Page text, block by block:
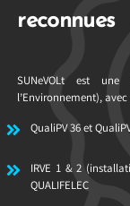
reconnues
SUNeVOLt est
l’Environnement),
QualiPV 36 et
IRVE 1 & 2
QUALIFELEC